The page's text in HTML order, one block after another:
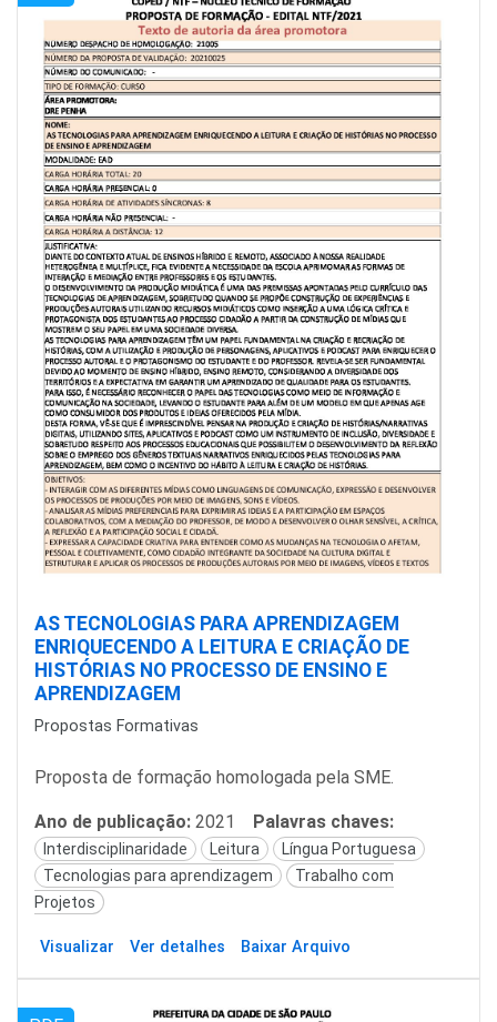
AS TECNOLOGIAS PARA APRENDIZAGEM
ENRIQUECENDO A LEITURA E CRIAÇÃO DE
HISTÓRIAS NO PROCESSO DE ENSINO E
APRENDIZAGEM
Propostas Formativas
Proposta de formação homologada pela SME.
Ano de publicação: 2021 Palavras chaves:
Interdisciplinaridade Leitura
Língua Portuguesa
Tecnologias para aprendizagem
Trabalho com
Projetos
Visualizar Ver detalhes Baixar Arquivo